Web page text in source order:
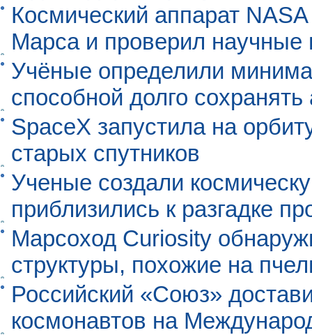
Космический аппарат
Марса и проверил научные
Учёные определили
способной долго
SpaceX запустила на
старых спутников
Ученые создали
приблизились к разгадке
Марсоход Curiosity
структуры, похожие на
Российский «Союз»
космонавтов на